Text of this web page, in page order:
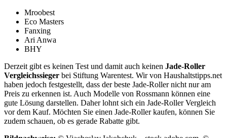
Mroobest
Eco Masters
Fanxing
Ari Anwa
BHY
Derzeit gibt es keinen Test und damit auch keinen Jade-Roller
Vergleichssieger bei Stiftung Warentest. Wir von Haushaltstipps.net
haben jedoch festgestellt, dass der beste Jade-Roller nicht nur am
Preis zu erkennen ist. Auch Modelle von Rossmann können eine
gute Lösung darstellen. Daher lohnt sich ein Jade-Roller Vergleich
vor dem Kauf. Möchten Sie einen Jade-Roller kaufen, können Sie
zudem schauen, ob es gerade Rabatte gibt.